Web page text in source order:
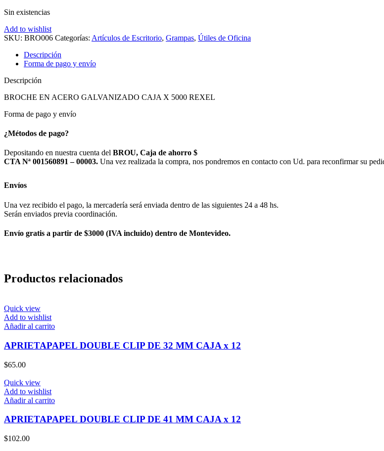
Sin existencias
Add to wishlist
SKU: BRO006 Categorías: Artículos de Escritorio, Grampas, Útiles de Oficina
Descripción
Forma de pago y envío
Descripción
BROCHE EN ACERO GALVANIZADO CAJA X 5000 REXEL
Forma de pago y envío
¿Métodos de pago?
Depositando en nuestra cuenta del BROU, Caja de ahorro $
CTA Nª 001560891 – 00003. Una vez realizada la compra, nos pondremos en contacto con Ud. para reconfirmar su
Envíos
Una vez recibido el pago, la mercadería será enviada dentro de las siguientes 24 a 48 hs.
Serán enviados previa coordinación.
Envío gratis a partir de $3000 (IVA incluido) dentro de Montevideo.
Productos relacionados
Quick view
Add to wishlist
Añadir al carrito
APRIETAPAPEL DOUBLE CLIP DE 32 MM CAJA x 12
$65.00
Quick view
Add to wishlist
Añadir al carrito
APRIETAPAPEL DOUBLE CLIP DE 41 MM CAJA x 12
$102.00